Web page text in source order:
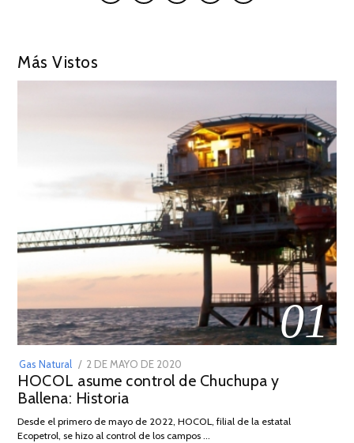
Más Vistos
01
Gas Natural
POSTED
ON
2 DE MAYO DE 2020
DE
2026
HOCOL asume control de Chuchupa y
Ballena: Historia
Desde el primero de mayo de 2022, HOCOL, filial de la estatal
Ecopetrol, se hizo al control de los campos …